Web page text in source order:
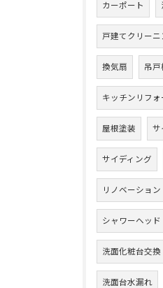
カーポート
戸建てクリーニ
換気扇 吊戸
キッチンリフォ
屋根塗装 サ
サイディング
リノベーション
シャワーヘッド
洗面化粧台交換
洗面台水漏れ